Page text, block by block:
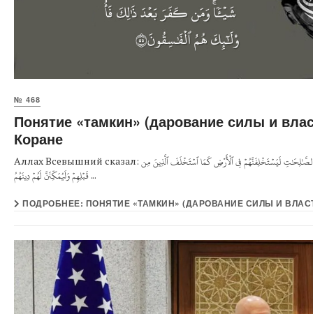
№ 468
Понятие «тамкин» (дарование силы и
Коране
Аллах Всевышний сказал: وَعَدَ ٱللَّهُ ٱلَّذِينَ ءَامَنُواْ مِنكُمۡ وَعَمِلُواْ ٱلصَّٰلِحَٰتِ لَيَسۡتَخۡلِفَنَّهُمۡ فِي ٱلۡأَرۡضِ كَمَا ٱسۡتَخۡلَفَ ٱلَّذِينَ مِن
قَبۡلِهِمۡ وَلَيُمَكِّنَنَّ لَهُمۡ دِينَهُمُ ...
ПОДРОБНЕЕ: ПОНЯТИЕ «ТАМКИН» (ДАРОВАНИЕ СИЛЫ И